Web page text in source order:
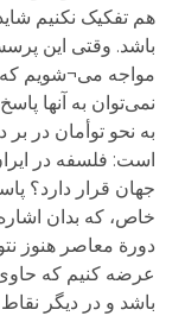
هم تفکیک نکنیم
باشد. وقتی این
مواجه می¬شویم که
نمی‌توان به آنها
به نحو توأمان در
است: فلسفه در
جهان قرار دارد؟
خاص، که بدان اشاره
دورة معاصر هنوز
عرضه کنیم که
باشد و در دیگر